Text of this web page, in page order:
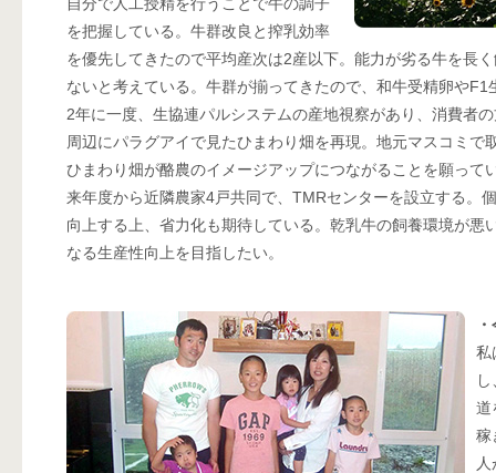
を把握している。牛群改良と搾乳効率
を優先してきたので平均産次は2産以下。能力が劣る牛を長
ないと考えている。牛群が揃ってきたので、和牛受精卵やF1
2年に一度、生協連パルシステムの産地視察があり、消費者
周辺にパラグアイで見たひまわり畑を再現。地元マスコミで
ひまわり畑が酪農のイメージアップにつながることを願って
来年度から近隣農家4戸共同で、TMRセンターを設立する。
向上する上、省力化も期待している。乾乳牛の飼養環境が悪
なる生産性向上を目指したい。
私
道
稼